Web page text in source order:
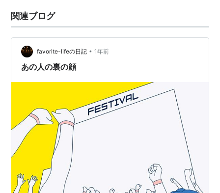
関連ブログ
favorite-lifeの日記 • 1年前
あの人の裏の顔